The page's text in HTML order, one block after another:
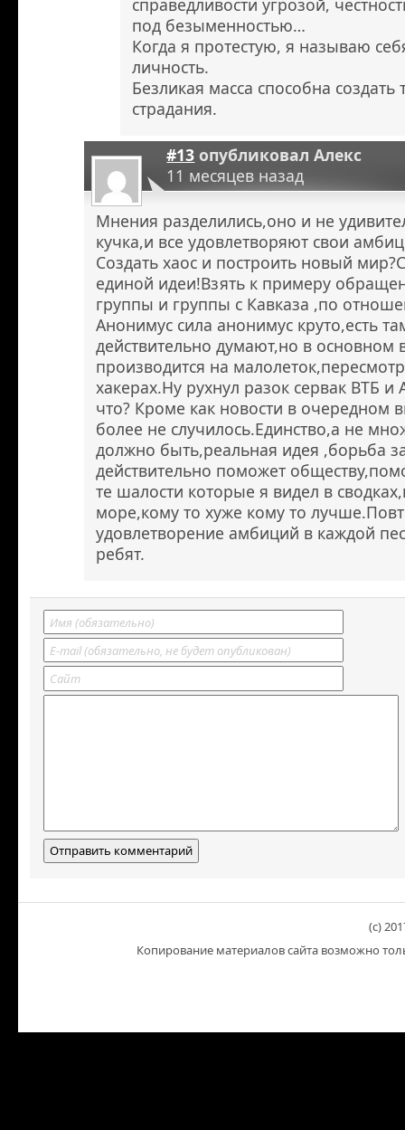
справедливости угрозой,
под безыменностью…
Когда я протестую, я называю
личность.
Безликая масса способна создать
страдания.
#13 опубликовалАлекс
11 месяцев назад
Мнения разделились,оно и не
кучка,и все удовлетворяют свои
Создать хаос и построить новый
единой идеи!Взять к примеру
группы и группы с Кавказа ,по
Анонимус сила анонимус круто,есть
действительно думают,но в основном
производится на
хакерах.Ну рухнул разок сервак ВТБ
что? Кроме как новости в очередном
более не случилось.Единство,а не
должно быть,реальная идея ,борьба
действительно поможет
те шалости которые я видел в
море,кому то хуже кому то
удовлетворение амбиций в каждой
ребят.
(c)
Копирование материалов сайта возможно